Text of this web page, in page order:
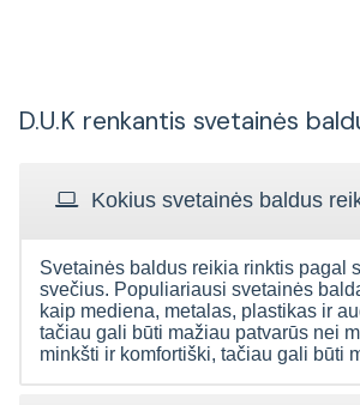
D.U.K renkantis svetainės
Kokius svetainės baldus
Svetainės baldus reikia rinktis pagal
svečius. Populiariausi svetainės
kaip mediena, metalas, plastikas ir
tačiau gali būti mažiau patvarūs nei
minkšti ir komfortiški, tačiau gali būti